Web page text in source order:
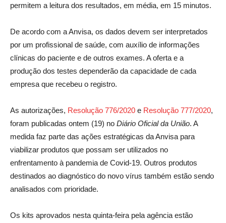
permitem a leitura dos resultados, em média, em 15 minutos.
De acordo com a Anvisa, os dados devem ser interpretados
por um profissional de saúde, com auxílio de informações
clínicas do paciente e de outros exames. A oferta e a
produção dos testes dependerão da capacidade de cada
empresa que recebeu o registro.
As autorizações, Resolução 776/2020 e Resolução 777/2020,
foram publicadas ontem (19) no Diário Oficial da União. A
medida faz parte das ações estratégicas da Anvisa para
viabilizar produtos que possam ser utilizados no
enfrentamento à pandemia de Covid-19. Outros produtos
destinados ao diagnóstico do novo vírus também estão sendo
analisados com prioridade.
Os kits aprovados nesta quinta-feira pela agência estão